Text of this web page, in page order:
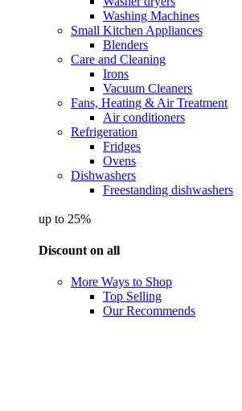
Washing Machines
Small Kitchen Appliances
Blenders
Care and Cleaning
Irons
Vacuum Cleaners
Fans, Heating & Air Treatment
Air conditioners
Refrigeration
Fridges
Ovens
Dishwashers
Freestanding dishwashers
up to 25%
Discount on all
More Ways to Shop
Top Selling
Our Recommends